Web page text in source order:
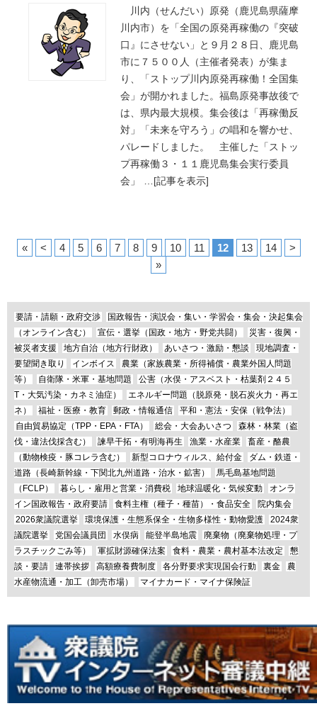
川内（せんだい）原発（鹿児島県薩摩
川内市）を「全国の原発再稼働の『突破
口』にさせない」と９月２８日、鹿児島
市に７５００人（主催者発表）が集ま
り、「ストップ川内原発再稼働！全国集
会」が開かれました。福島原発事故後で
は、県内最大規模。集会後は「再稼働反
対」「未来を守ろう」の唱和を響かせ、
パレードしました。 主催した「ストッ
プ再稼働３・１１鹿児島集会実行委員
会」
… [記事を表示]
« < 4 5 6 7 8 9 10 11 12 13 14
>
»
要請・請願・政府交渉
国政報告・演説会・集い・学習会・集会・決起集会
（オンライン含む）
宣伝・選挙（国政・地方・野党共闘）
災害・復興・
被災者支援
地方自治（地方行財政） あいさつ・激励・懇談
現地調査・
要望聞き取り
インボイス
農業（家族農業・所得補償・農業外国人問題
等）
自衛隊・米軍・基地問題
公害（水俣・アスベスト・枯葉剤２４５
T・大気汚染・カネミ油症）
エネルギー問題（脱原発・脱石炭火力・再エ
ネ）
福祉・医療・教育 郵政・情報通信
平和・憲法・安保（戦争法）
自由貿易協定（TPP・EPA・FTA）
総会・大会あいさつ
森林・林業（盗
伐・違法伐採含む）
諫早干拓・有明海再生 漁業・水産業
畜産・酪農
（動物検疫・豚コレラ含む）
新型コロナウィルス、給付金
ダム・鉄道・
道路（長崎新幹線・下関北九州道路・治水・鉱害）
馬毛島基地問題
（FCLP）
暮らし・雇用と営業・消費税 地球温暖化・気候変動
オンラ
イン国政報告・政府要請
食料主権（種子・種苗）・食品安全
院内集会
2026衆議院選挙
環境保護・生態系保全・生物多様性・動物愛護
2024衆
議院選挙
党国会議員団 水俣病 能登半島地震
廃棄物（廃棄物処理・プ
ラスチックごみ等）
軍拡財源確保法案 食料・農業・農村基本法改定
懇
談・要請
連帯挨拶 高額療養費制度 各分野要求実現国会行動 裏金
農
水産物流通・加工（卸売市場）
マイナカード・マイナ保険証